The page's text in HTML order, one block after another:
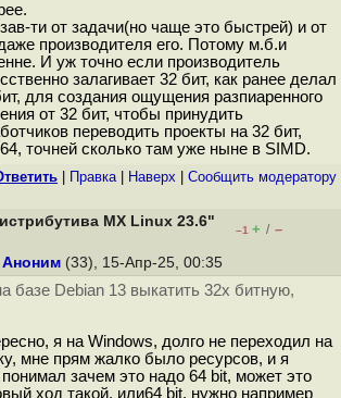
ти от задачи(но чаще это быстрей) и от
производителя его. Потому м.б.и
И уж точно если производитель
залагивает 32 бит, как ранее делал
для создания ощущения разпиаренного
от 32 бит, чтобы принудить
переводить проекты на 32 бит,
точней сколько там уже ныне в SIMD.
Правка| Наверх Cообщить модератору
MX Linux 23.6"
–1 + / –
Аноним (33), 15-Апр-25, 00:35
базе Debian 13 выкатить 32х битную,
я на Windows, долго не переходил на
мне прям жалко было ресурсов, и я
зачем это надо 64 bit, может это
ход такой, или64 bit, нужно например